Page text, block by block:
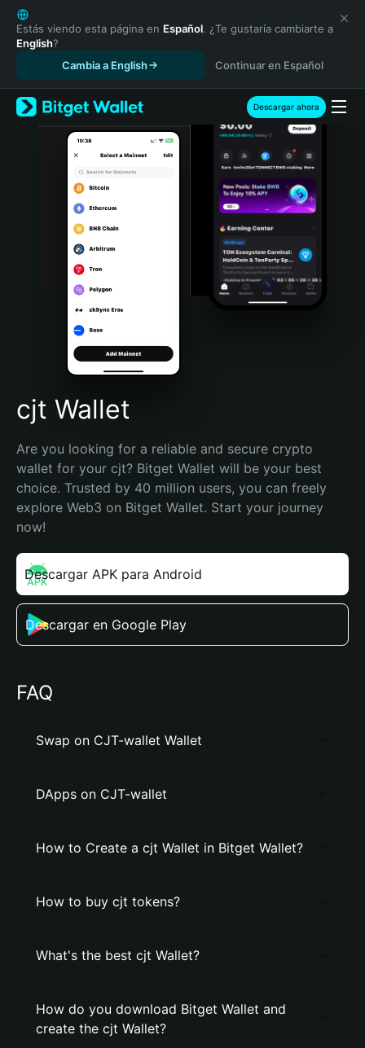
English
日本語
Tiếng Việt
Español (Latinoamérica)
Türkçe
Italiano
Português (Portugal)
Bahasa Indonesia
Português (Brasil)
Español (Argentina)
Estás viendo esta página en Español. ¿Te gustaría cambiarte a
English?
Cambia a English
Continuar en Español
Descargar ahora
cjt Wallet
Are you looking for a reliable and secure crypto
wallet for your cjt? Bitget Wallet will be your best
choice. Trusted by 40 million users, you can freely
explore Web3 on Bitget Wallet. Start your journey
now!
Descargar APK para Android
Descargar en Google Play
FAQ
Swap on CJT-wallet Wallet
DApps on CJT-wallet
How to Create a cjt Wallet in Bitget Wallet?
How to buy cjt tokens?
What's the best cjt Wallet?
How do you download Bitget Wallet and
create the cjt Wallet?